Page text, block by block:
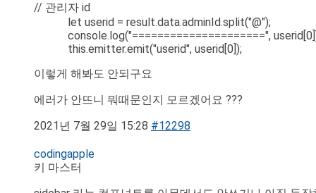
// 관리자 id
let userid = result.data.adminId.split("@");
console.log("=====================",
this.emitter.emit("userid", userid[0]);
이렇게 해봐도 안되구요
에러가 안뜨니 뭐때문인지 모르겠어요 ???
2021년 7월 29일 15:28 #12298
codingapple
키 마스터